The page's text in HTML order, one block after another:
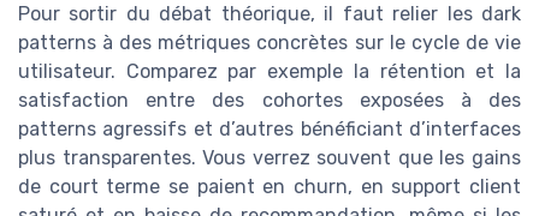
Pour sortir du débat théorique, il faut relier les dark
patterns à des métriques concrètes sur le cycle de vie
utilisateur. Comparez par exemple la rétention et la
satisfaction entre des cohortes exposées à des
patterns agressifs et d’autres bénéficiant d’interfaces
plus transparentes. Vous verrez souvent que les gains
de court terme se paient en churn, en support client